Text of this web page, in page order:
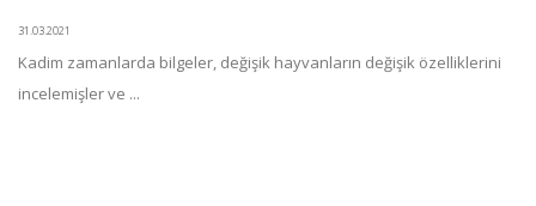
31.03.2021
Kadim zamanlarda bilgeler, değişik hayvanların değişik özelliklerini
incelemişler ve ...